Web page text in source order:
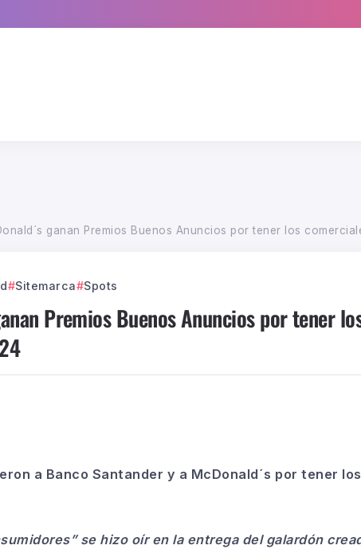
ganan Premios Buenos Anuncios por tener los
Sitemarca Spots
Premios Buenos Anuncios por tener
a Banco Santander y a McDonald´s por tener
se hizo oír en la entrega del galardón